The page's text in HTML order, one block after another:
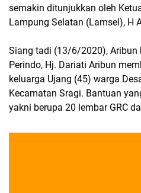
semakin ditunjukkan oleh
Lampung Selatan (Lamsel), H
Siang tadi (13/6/2020), Aribun
Perindo, Hj. Dariati Aribun
keluarga Ujang (45) warga
Kecamatan Sragi. Bantuan
yakni berupa 20 lembar GRC